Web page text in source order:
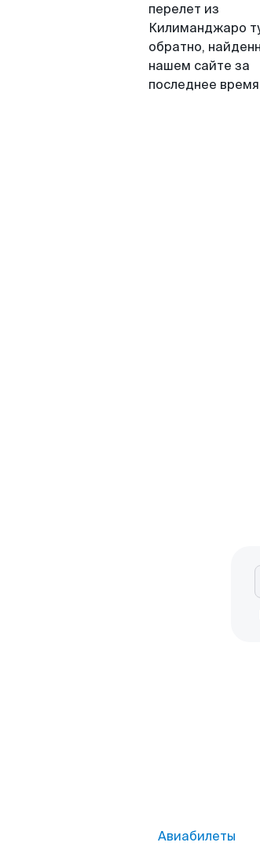
перелет из
Килиманджаро
обратно,
нашем сайте за
последнее время
Авиабилеты